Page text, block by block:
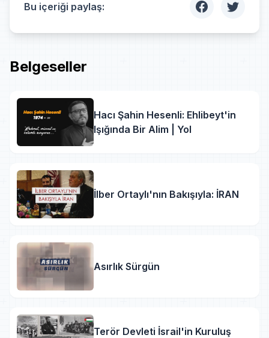
Bu içeriği paylaş:
Belgeseller
Hacı Şahin Hesenli: Ehlibeyt'in
Işığında Bir Alim | Yol
İlber Ortaylı'nın Bakışıyla: İRAN
Asırlık Sürgün
Terör Devleti İsrail'in Kuruluş